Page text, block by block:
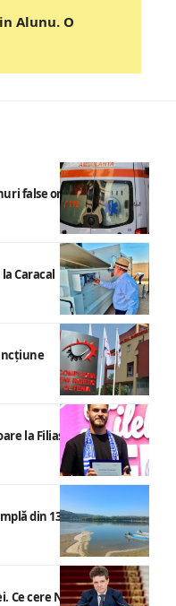
Alunu. O
false online
Caracal
la Filiași
din 13 august
Ce cere Nicușor Dan